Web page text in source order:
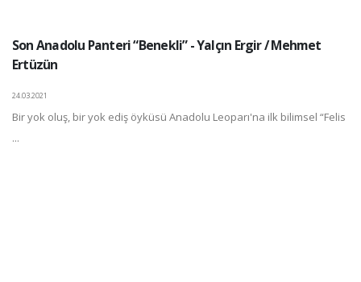
Son Anadolu Panteri “Benekli” - Yalçın Ergir / Mehmet
Ertüzün
24.03.2021
Bir yok oluş, bir yok ediş öyküsü Anadolu Leoparı'na ilk bilimsel “Felis
...